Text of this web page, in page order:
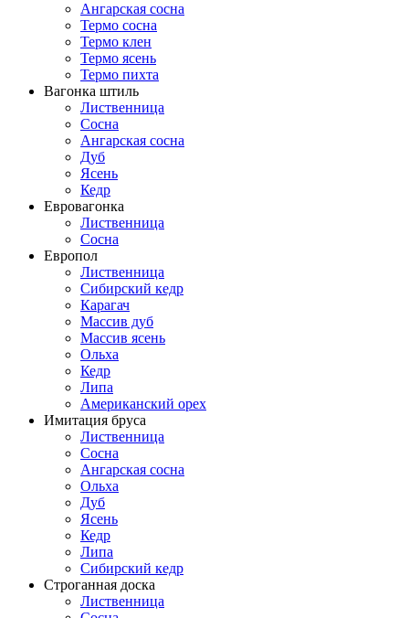
Ангарская сосна
Термо сосна
Термо клен
Термо ясень
Термо пихта
Вагонка штиль
Лиственница
Сосна
Ангарская сосна
Дуб
Ясень
Кедр
Евровагонка
Лиственница
Сосна
Европол
Лиственница
Сибирский кедр
Карагач
Массив дуб
Массив ясень
Ольха
Кедр
Липа
Американский орех
Имитация бруса
Лиственница
Сосна
Ангарская сосна
Ольха
Дуб
Ясень
Кедр
Липа
Сибирский кедр
Строганная доска
Лиственница